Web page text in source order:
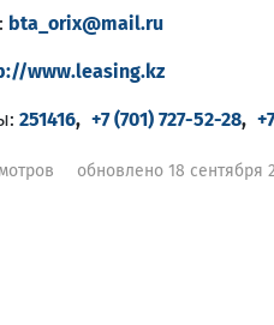
bta_orix@mail.ru
www.leasing.kz
251416, +7 (701) 727-52-28,
обновлено 18 сентября